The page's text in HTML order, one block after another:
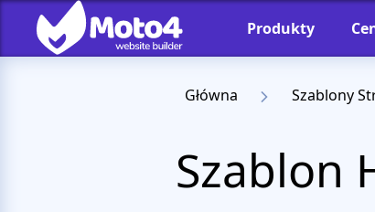
Produkty
Główna Szablony
Szablon